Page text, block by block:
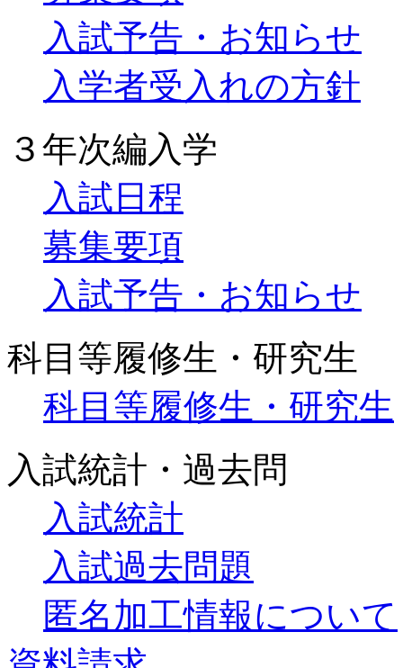
入試予告・お知らせ
入学者受入れの方針
３年次編入学
入試日程
募集要項
入試予告・お知らせ
科目等履修生・研究生
科目等履修生・研究生
入試統計・過去問
入試統計
入試過去問題
匿名加工情報について